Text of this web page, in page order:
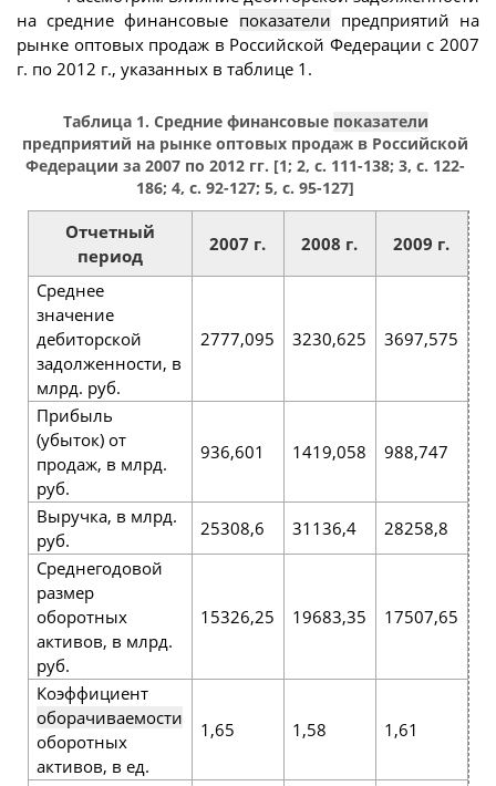
на средние финансовые показатели предприятий на
рынке оптовых продаж в Российской Федерации с 2007
г. по 2012 г., указанных в таблице 1.
Таблица 1. Средние финансовые показатели
предприятий на рынке оптовых продаж в Российской
Федерации за 2007 по 2012 гг. [1; 2, с. 111-138; 3, с. 122-
186; 4, с. 92-127; 5, с. 95-127]
Отчетный
период
2007 г. 2008 г. 2009 г.
Среднее
значение
дебиторской
задолженности, в
млрд. руб.
2777,095 3230,625 3697,575
Прибыль
(убыток) от
продаж, в млрд.
руб.
936,601 1419,058 988,747
Выручка, в млрд.
руб.
25308,6 31136,4 28258,8
Среднегодовой
размер
оборотных
активов, в млрд.
руб.
15326,25 19683,35 17507,65
Коэффициент
оборачиваемости
оборотных
активов, в ед.
1,65 1,58 1,61